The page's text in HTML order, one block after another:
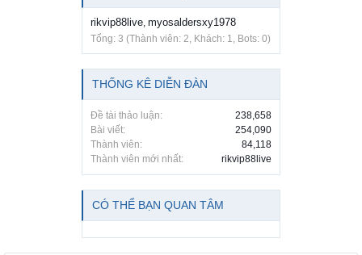
rikvip88live, myosaldersxy1978
Tổng: 3 (Thành viên: 2, Khách: 1, Bots: 0)
THỐNG KÊ DIỄN ĐÀN
Đề tài thảo luận:
238,658
Bài viết:
254,090
Thành viên:
84,118
Thành viên mới nhất:
rikvip88live
CÓ THỂ BẠN QUAN TÂM